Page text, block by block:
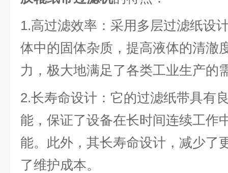
1.高过滤效率：采用多层过滤纸设
体中的固体杂质，提高液体的清澈
力，极大地满足了各类工业生产的
2.长寿命设计：它的过滤纸带具有
能，保证了设备在长时间连续工作
能。此外，其长寿命设计，减少了
了维护成本。